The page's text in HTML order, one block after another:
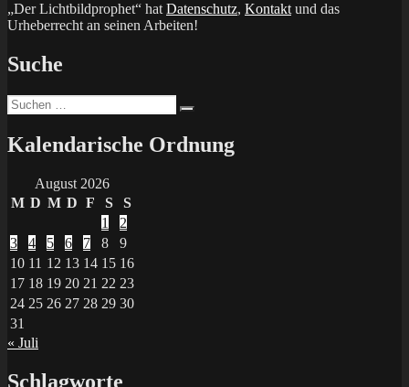
„Der Lichtbildprophet“ hat Datenschutz, Kontakt und das
Urheberrecht an seinen Arbeiten!
Suche
Suchen
nach:
Kalendarische Ordnung
August 2026
M D M D F S
S
1
2
3
4 5 6 7 8
9
10 11 12 13 14 15 16
17 18 19 20 21 22 23
24 25 26 27 28 29 30
31
« Juli
Schlagworte